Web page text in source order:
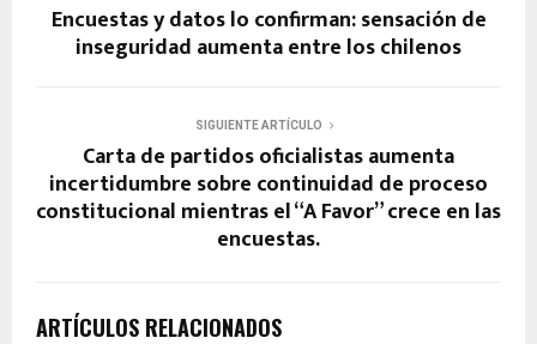
Encuestas y datos lo confirman: sensación de
inseguridad aumenta entre los chilenos
SIGUIENTE ARTÍCULO
Carta de partidos oficialistas aumenta
incertidumbre sobre continuidad de proceso
constitucional mientras el “A Favor” crece en las
encuestas.
ARTÍCULOS RELACIONADOS